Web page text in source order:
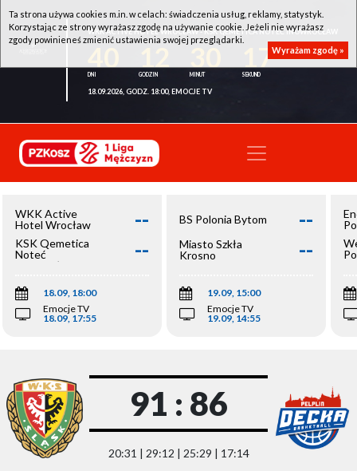
WKK ACTIVE HOTEL WROCŁAW - KSK QEMETICA NOTEĆ INOWROCŁAW
17
18.09.2026, GODZ. 18:00, EMOCJE TV
WKK Active
Hotel Wrocław
--
KSK Qemetica
Noteć
Inowrocław
--
18.09, 18:00
Emocje TV
18.09, 17:55
BS Polonia Bytom --
Miasto Szkła
Krosno
--
19.09, 15:00
Emocje TV
19.09, 14:55
91 : 86
20:31 | 29:12 | 25:29 | 17:14
Ta strona używa cookies m.in. w celach: świadczenia usług, reklamy, statystyk.
Korzystając ze strony wyrażasz zgodę na używanie cookie. Jeżeli nie wyrażasz
zgody powinieneś zmienić ustawienia swojej przeglądarki.
Wyrażam zgodę »